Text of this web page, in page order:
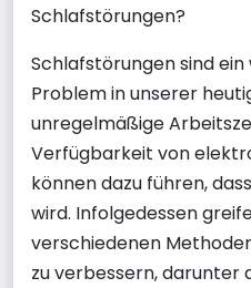
Schlafstörungen?
Schlafstörungen sind
Problem in unserer
unregelmäßige
Verfügbarkeit von
können dazu führen,
wird. Infolgedessen
verschiedenen
zu verbessern, darunter